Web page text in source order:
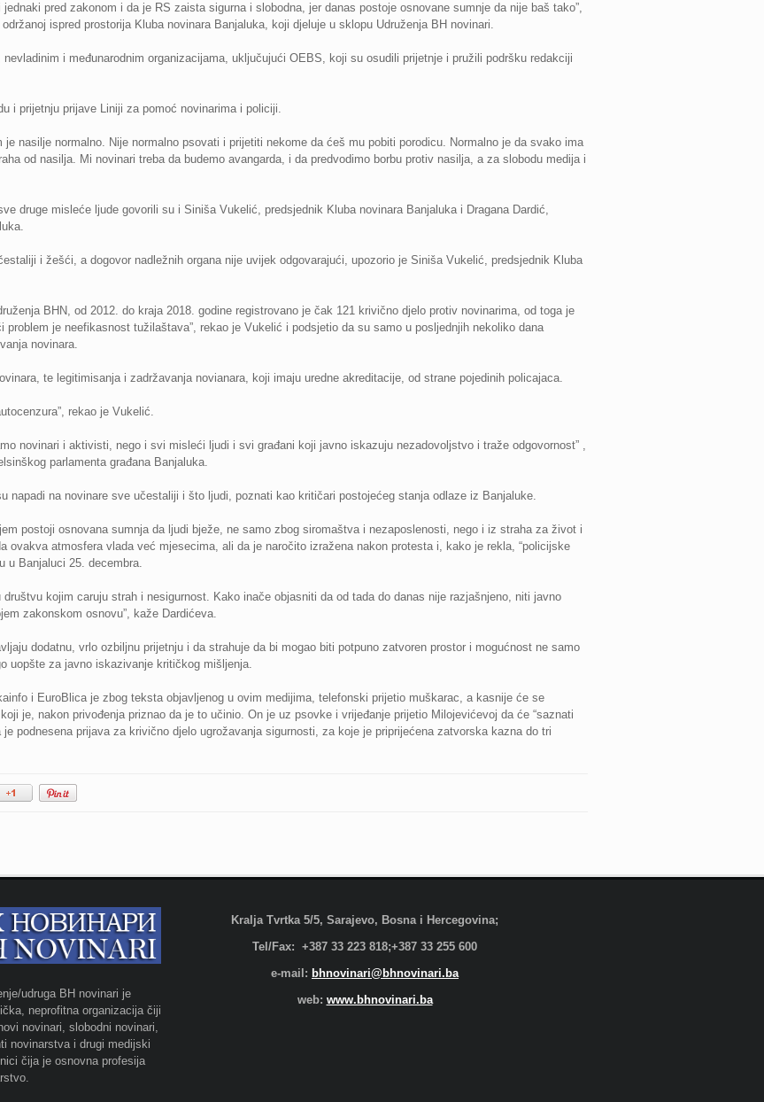
pred zakonom i da je RS zaista sigurna i slobodna, jer danas postoje osnovane sumnje da nije baš tako”,
ispred prostorija Kluba novinara Banjaluka, koji djeluje u sklopu Udruženja BH novinari.
i međunarodnim organizacijama, uključujući OEBS, koji su osudili prijetnje i pružili podršku redakciji
i prijetnju prijave Liniji za pomoć novinarima i policiji.
nasilje normalno. Nije normalno psovati i prijetiti nekome da ćeš mu pobiti porodicu. Normalno je da svako ima
od nasilja. Mi novinari treba da budemo avangarda, i da predvodimo borbu protiv nasilja, a za slobodu medija i
druge misleće ljude govorili su i Siniša Vukelić, predsjednik Kluba novinara Banjaluka i Dragana Dardić,
i žešći, a dogovor nadležnih organa nije uvijek odgovarajući, upozorio je Siniša Vukelić, predsjednik Kluba
BHN, od 2012. do kraja 2018. godine registrovano je čak 121 krivično djelo protiv novinarima, od toga je
je neefikasnost tužilaštava”, rekao je Vukelić i podsjetio da su samo u posljednjih nekoliko dana
novinara.
te legitimisanja i zadržavanja novianara, koji imaju uredne akreditacije, od strane pojedinih policajaca.
rekao je Vukelić.
novinari i aktivisti, nego i svi misleći ljudi i svi građani koji javno iskazuju nezadovoljstvo i traže odgovornost” ,
parlamenta građana Banjaluka.
napadi na novinare sve učestaliji i što ljudi, poznati kao kritičari postojećeg stanja odlaze iz Banjaluke.
postoji osnovana sumnja da ljudi bježe, ne samo zbog siromaštva i nezaposlenosti, nego i iz straha za život i
ovakva atmosfera vlada već mjesecima, ali da je naročito izražena nakon protesta i, kako je rekla, “policijske
u Banjaluci 25. decembra.
kojim caruju strah i nesigurnost. Kako inače objasniti da od tada do danas nije razjašnjeno, niti javno
zakonskom osnovu”, kaže Dardićeva.
dodatnu, vrlo ozbiljnu prijetnju i da strahuje da bi mogao biti potpuno zatvoren prostor i mogućnost ne samo
uopšte za javno iskazivanje kritičkog mišljenja.
i EuroBlica je zbog teksta objavljenog u ovim medijima, telefonski prijetio muškarac, a kasnije će se
je, nakon privođenja priznao da je to učinio. On je uz psovke i vrijeđanje prijetio Milojevićevoj da će “saznati
je podnesena prijava za krivično djelo ugrožavanja sigurnosti, za koje je priprijećena zatvorska kazna do tri
udruga BH novinari je
neprofitna organizacija čiji
novinari, slobodni novinari,
novinarstva i drugi medijski
čija je osnovna profesija
Kralja Tvrtka 5/5, Sarajevo, Bosna i Hercegovina;
Tel/Fax: +387 33 223 818;+387 33 255 600
e-mail: bhnovinari@bhnovinari.ba
web: www.bhnovinari.ba